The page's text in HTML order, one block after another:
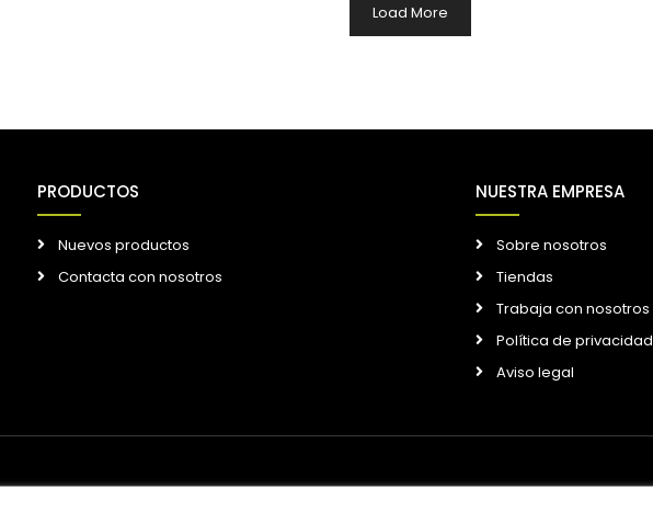
Load More
PRODUCTOS
Nuevos productos
Contacta con nosotros
NUESTRA EMPRESA
Sobre nosotros
Tiendas
Trabaja con nosotros
Política de privacidad
Aviso legal